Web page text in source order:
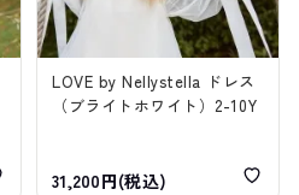
LOVE by Nellystella ドレス
（ブライトホワイト）2-10Y
31,200円(税込)